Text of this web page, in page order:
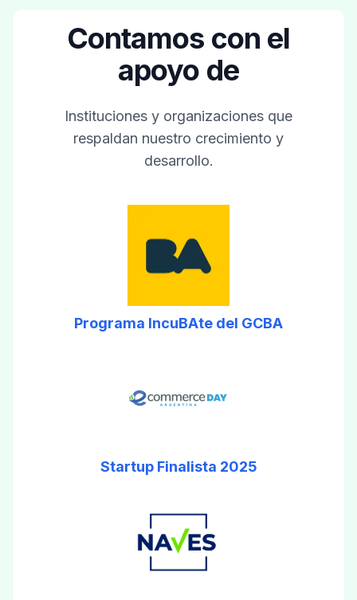
Contamos con el
apoyo de
Instituciones y organizaciones que
respaldan nuestro crecimiento y
desarrollo.
Programa IncuBAte del GCBA
Startup Finalista 2025